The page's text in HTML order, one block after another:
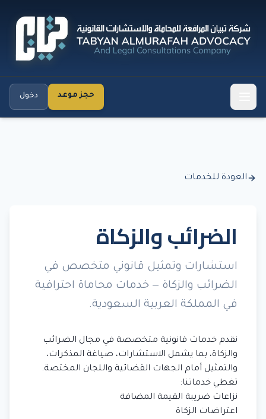
حجز موعد دخول
العودة للخدمات
الضرائب والزكاة
استشارات وتمثيل قانوني متخصص في
الضرائب والزكاة — خدمات محاماة احترافية
في المملكة العربية السعودية.
نقدم خدمات قانونية متخصصة في مجال الضرائب
والزكاة، بما يشمل الاستشارات، صياغة المذكرات،
والتمثيل أمام الجهات القضائية واللجان المختصة.
تغطي خدماتنا:
نزاعات ضريبة القيمة المضافة
اعتراضات الزكاة